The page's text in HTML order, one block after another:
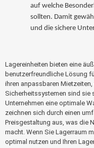
auf welche
sollten. Damit
und die sichere
Lagereinheiten bieten eine
benutzerfreundliche Lösung
ihren anpassbaren
Sicherheitssystemen sind sie
Unternehmen eine optimale
zeichnen sich durch einen
Preisgestaltung aus, was die
macht. Wenn Sie Lagerraum
optimal nutzen und Ihren